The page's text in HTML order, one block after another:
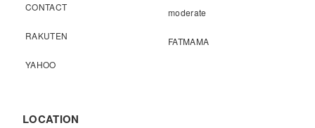
CONTACT
RAKUTEN
YAHOO
moderate
FATMAMA
LOCATION